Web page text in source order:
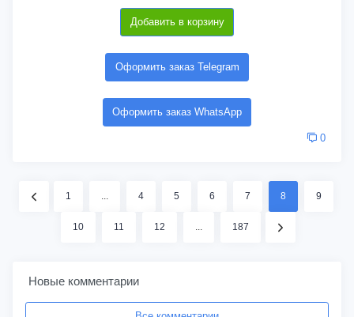
Добавить в корзину
Оформить заказ Telegram
Оформить заказ WhatsApp
0
1 ... 4 5 6 7 8 9
10 11 12 ... 187
Новые комментарии